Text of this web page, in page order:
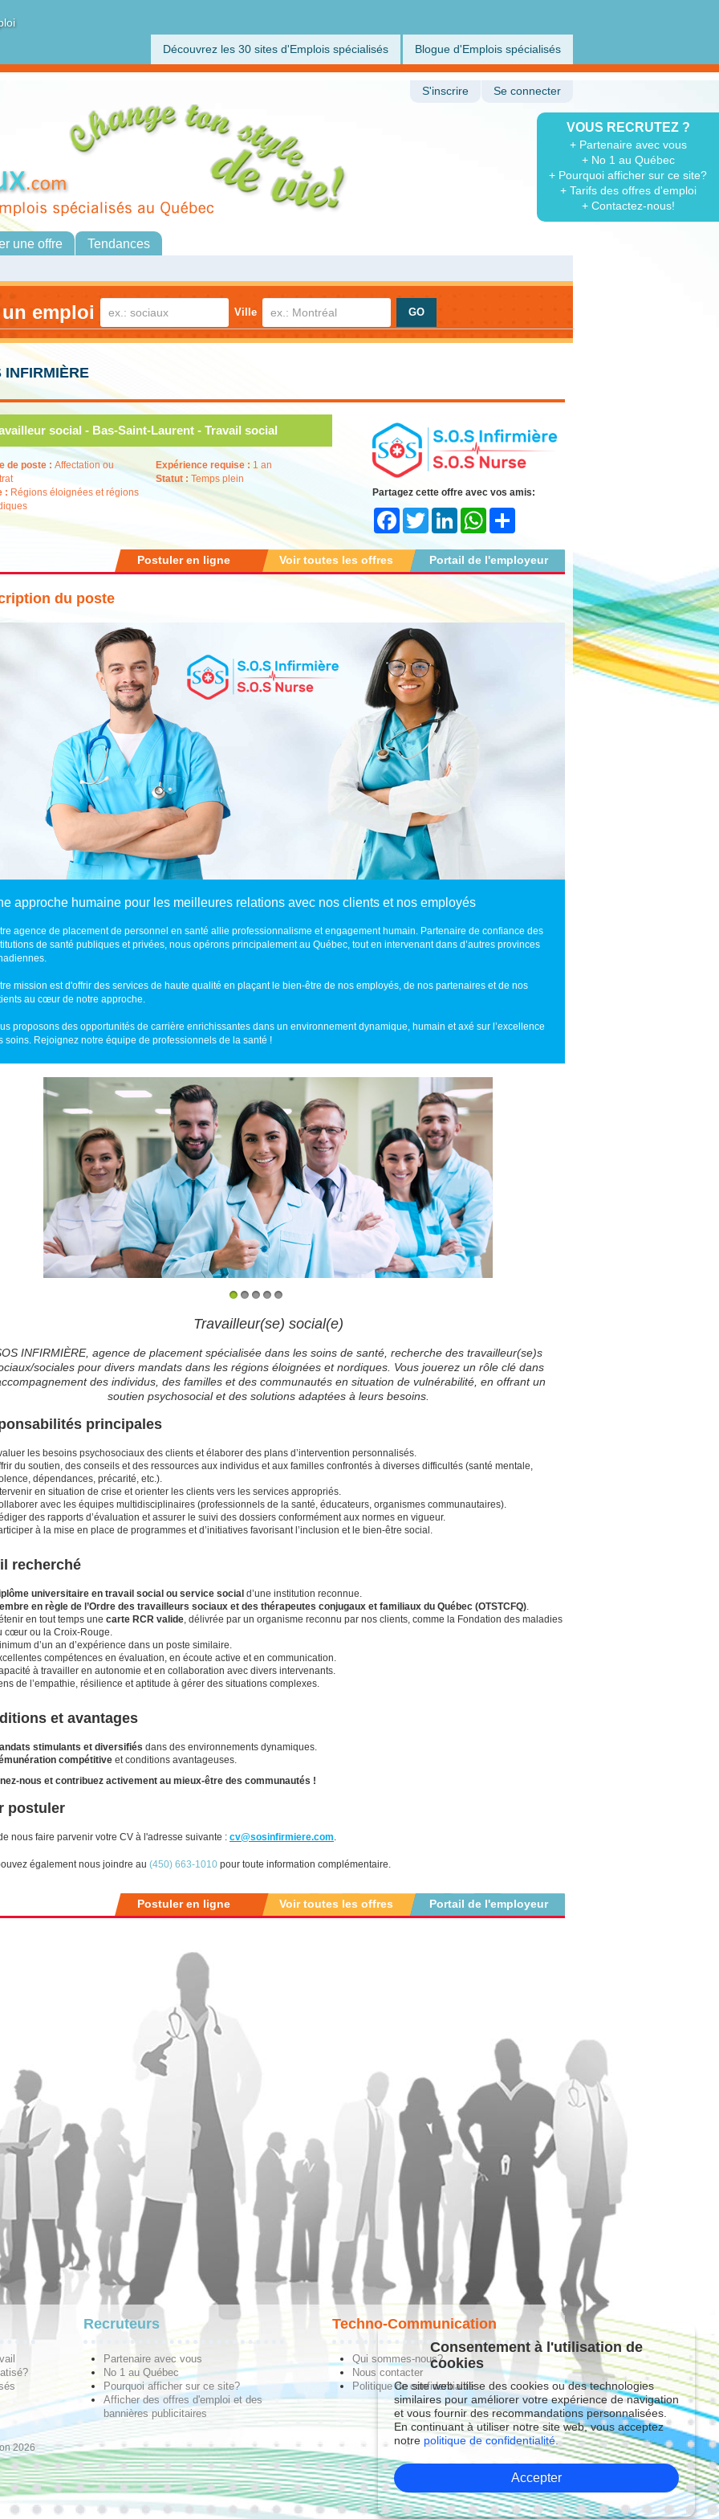
Découvrez les 30 sites d'Emplois spécialisés Blogue d'Emplois spécialisés
VOUS RECRUTEZ ?
+ Partenaire avec vous
+ No 1 au Québec
+ Pourquoi afficher sur ce site?
+ Tarifs des offres d'emploi
+ Contactez-nous!
S'inscrire Se connecter
une offre Tendances
emploi Ville
INFIRMIÈRE
social - Bas-Saint-Laurent - Travail social
de poste : Affectation ou
: Régions éloignées et régions
Expérience requise : 1 an
Statut : Temps plein
Partagez cette offre avec vos amis:
FacebookTwitter LinkedIn WhatsApp
Portail de l'employeur
Voir toutes les offres
Postuler en ligne
du poste
approche humaine pour les meilleures relations avec nos clients et nos employés
agence de placement de personnel en santé allie professionnalisme et engagement humain. Partenaire de confiance des
de santé publiques et privées, nous opérons principalement au Québec, tout en intervenant dans d’autres provinces
mission est d'offrir des services de haute qualité en plaçant le bien-être de nos employés, de nos partenaires et de nos
au cœur de notre approche.
proposons des opportunités de carrière enrichissantes dans un environnement dynamique, humain et axé sur l’excellence
soins. Rejoignez notre équipe de professionnels de la santé !
Travailleur(se) social(e)
INFIRMIÈRE, agence de placement spécialisée dans les soins de santé, recherche des travailleur(se)s
sociales pour divers mandats dans les régions éloignées et nordiques. Vous jouerez un rôle clé dans
des individus, des familles et des communautés en situation de vulnérabilité, en offrant un
soutien psychosocial et des solutions adaptées à leurs besoins.
principales
les besoins psychosociaux des clients et élaborer des plans d’intervention personnalisés.
du soutien, des conseils et des ressources aux individus et aux familles confrontés à diverses difficultés (santé mentale,
dépendances, précarité, etc.).
en situation de crise et orienter les clients vers les services appropriés.
avec les équipes multidisciplinaires (professionnels de la santé, éducateurs, organismes communautaires).
des rapports d’évaluation et assurer le suivi des dossiers conformément aux normes en vigueur.
à la mise en place de programmes et d’initiatives favorisant l’inclusion et le bien-être social.
recherché
universitaire en travail social ou service social d’une institution reconnue.
en règle de l’Ordre des travailleurs sociaux et des thérapeutes conjugaux et familiaux du Québec (OTSTCFQ).
en tout temps une carte RCR valide, délivrée par un organisme reconnu par nos clients, comme la Fondation des maladies
cœur ou la Croix-Rouge.
d’un an d’expérience dans un poste similaire.
compétences en évaluation, en écoute active et en communication.
à travailler en autonomie et en collaboration avec divers intervenants.
de l’empathie, résilience et aptitude à gérer des situations complexes.
et avantages
stimulants et diversifiés dans des environnements dynamiques.
compétitive et conditions avantageuses.
nous et contribuez activement au mieux-être des communautés !
postuler
nous faire parvenir votre CV à l'adresse suivante : cv@sosinfirmiere.com.
également nous joindre au (450) 663-1010 pour toute information complémentaire.
Portail de l'employeur
Voir toutes les offres
Postuler en ligne
Recruteurs
Partenaire avec vous
No 1 au Québec
Pourquoi afficher sur ce site?
Afficher des offres d'emploi et des
bannières publicitaires
Techno-Communication
Qui sommes-nous?
Nous contacter
Politique de confidentialité
2026
Consentement à l'utilisation de
cookies
Ce site web utilise des cookies ou des technologies
similaires pour améliorer votre expérience de navigation
et vous fournir des recommandations personnalisées.
En continuant à utiliser notre site web, vous acceptez
notre politique de confidentialité.
Accepter